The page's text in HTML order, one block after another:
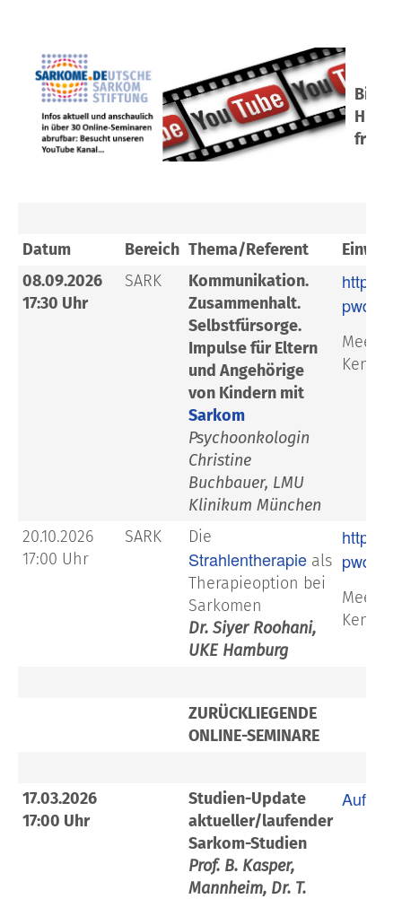
Bitte
Hier
Datum Bereich Thema/Referent
08.09.2026
17:30 Uhr
SARK
Kommunikation.
Zusammenhalt.
Selbstfürsorge.
Impulse für Eltern
und Angehörige
von Kindern mit
Sarkom
Psychoonkologin
Christine
Buchbauer, LMU
Klinikum München
https://
20.10.2026
17:00 Uhr
SARK Die
Strahlentherapie als
Therapieoption bei
Sarkomen
Dr. Siyer Roohani,
UKE Hamburg
https://
ZURÜCKLIEGENDE
ONLINE-SEMINARE
17.03.2026
17:00 Uhr
Studien-Update
aktueller/laufender
Sarkom-Studien
Prof. B. Kasper,
Mannheim, Dr. T.